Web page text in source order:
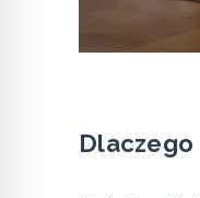
Dlaczego